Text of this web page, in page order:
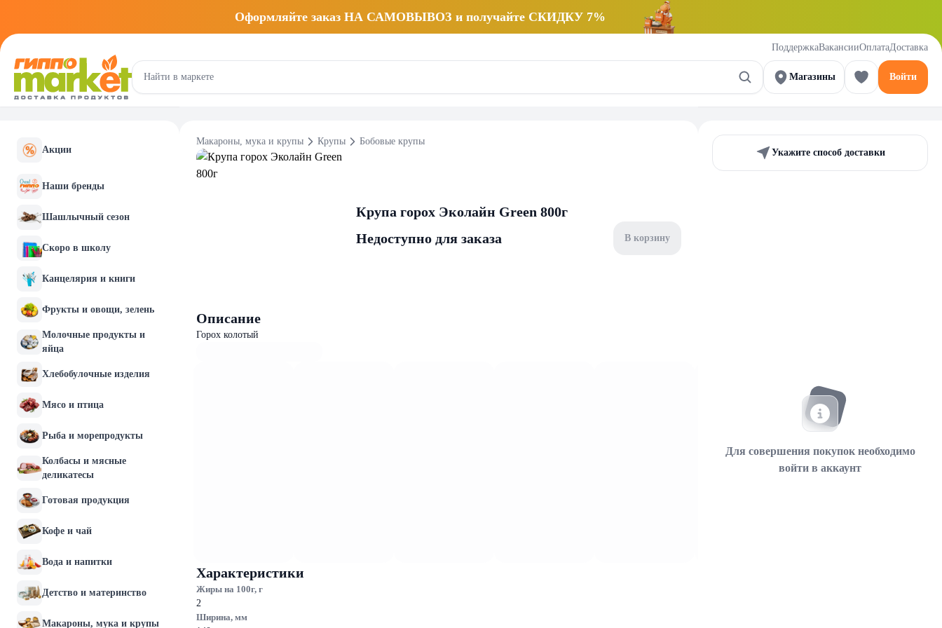
Оформляйте заказ НА САМОВЫВОЗ и получайте СКИДКУ 7%
ПоддержкаВакансииОплатаДоставка
Магазины Войти
Акции
Наши бренды
Шашлычный сезон
Скоро в школу
Канцелярия и книги
Фрукты и овощи, зелень
Молочные продукты и
яйца
Хлебобулочные изделия
Мясо и птица
Рыба и морепродукты
Колбасы и мясные
деликатесы
Готовая продукция
Кофе и чай
Вода и напитки
Детство и материнство
Макароны, мука и крупы
Макароны, мука и крупы Крупы Бобовые крупы
Крупа горох Эколайн Green 800г
Недоступно для заказа
В корзину
Описание
Горох колотый
Характеристики
Жиры на 100г, г
2
Ширина, мм
Укажите способ доставки
Для совершения покупок необходимо
войти в аккаунт